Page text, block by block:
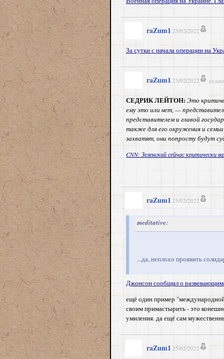
raZum1 25/02/2022
За сутки с начала операции на
raZum1 25/02/2022
СЕДРИК ЛЕЙТОН:Это
ему это или нет, —
представителем и главой
также для его окружения и
захватят, они попросту будут
CNN: Зеленский сейчас
raZum1 25/02/2022
meditative:
...да, неплохо проявить
Джонсон сообщил о
ещё один пример
своим примастырить - это
умиления. да ещё сам
raZum1 25/02/2022